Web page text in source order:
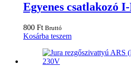
Egyenes csatlakozó
800 Ft Bruttó
Kosárba teszem